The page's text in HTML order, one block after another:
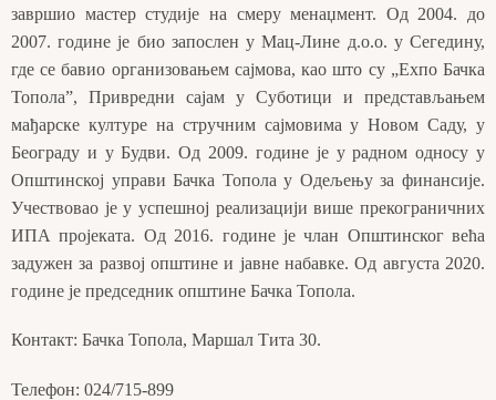
завршио мастер студије на смеру менаџмент. Од 2004. до
2007. године је био запослен у Мац-Лине д.о.о. у Сегедину,
где се бавио организовањем сајмова, као што су „Еxпо Бачка
Топола”, Привредни сајам у Суботици и представљањем
мађарске културе на стручним сајмовима у Новом Саду, у
Београду и у Будви. Од 2009. године је у радном односу у
Општинској управи Бачка Топола у Одељењу за финансије.
Учествовао је у успешној реализацији више прекограничних
ИПА пројеката. Од 2016. године је члан Општинског већа
задужен за развој општине и јавне набавке. Од августа 2020.
године је председник општине Бачка Топола.
Контакт: Бачка Топола, Маршал Тита 30.
Телефон: 024/715-899